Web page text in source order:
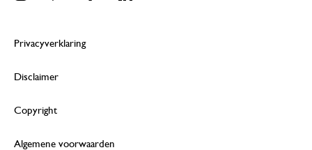
Privacyverklaring
Disclaimer
Copyright
Algemene voorwaarden